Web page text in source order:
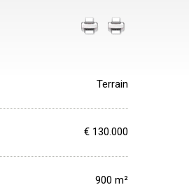
Terrain
€ 130.000
900 m²